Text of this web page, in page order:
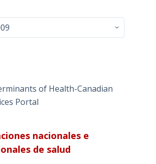
of Health-Canadian
Portal
nacionales e
de salud